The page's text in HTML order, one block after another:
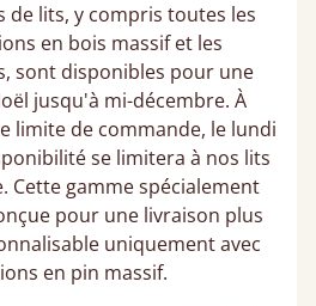
de lits, y compris toutes les
en bois massif et les
sont disponibles pour une
jusqu'à mi-décembre. À
limite de commande, le lundi
se limitera à nos lits
Cette gamme spécialement
pour une livraison plus
uniquement avec
en pin massif.